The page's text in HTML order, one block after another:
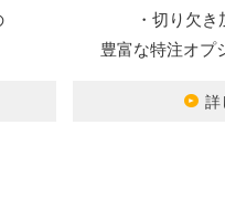
・切り欠
豊富な特注オプ
詳